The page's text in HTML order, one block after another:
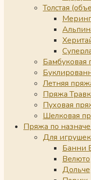
Толстая
Бамбуковая
Летняя
Пряжа
Пуховая
Шелковая
Пряжа по
Для игрушек
Банни
Велюто
Дольче